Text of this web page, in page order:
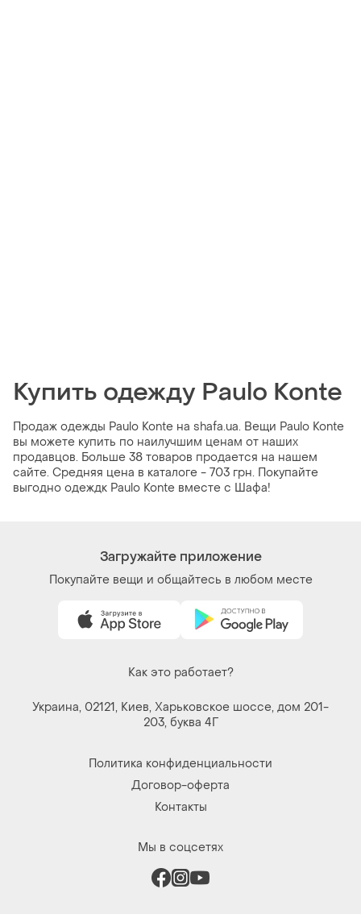
Купить одежду Paulo Konte
Продаж одежды Paulo Konte на shafa.ua. Вещи Paulo Konte
вы можете купить по наилучшим ценам от наших
продавцов. Больше 38 товаров продается на нашем
сайте. Средняя цена в каталоге - 703 грн. Покупайте
выгодно одеждк Paulo Konte вместе с Шафа!
Загружайте приложение
Покупайте вещи и общайтесь в любом месте
Как это работает?
Украина, 02121, Киев, Харьковское шоссе, дом 201-
203, буква 4Г
Политика конфиденциальности
Договор-оферта
Контакты
Мы в соцсетях